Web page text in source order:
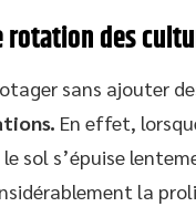
rotation des
sans ajouter
En effet,
sol s’épuise
la